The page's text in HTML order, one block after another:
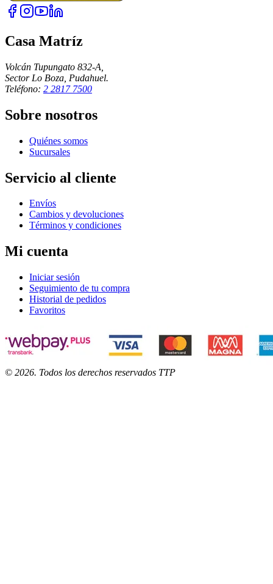
Casa Matríz
Volcán Tupungato 832-A,
Sector Lo Boza, Pudahuel.
Teléfono: 2 2817 7500
Sobre nosotros
Quiénes somos
Sucursales
Servicio al cliente
Envíos
Cambios y devoluciones
Términos y condiciones
Mi cuenta
Iniciar sesión
Seguimiento de tu compra
Historial de pedidos
Favoritos
© 2026. Todos los derechos reservados TTP